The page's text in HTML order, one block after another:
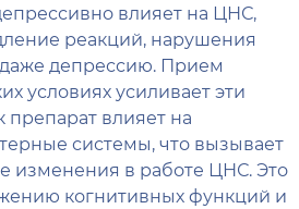
влияет на ЦНС,
реакций, нарушения
депрессию. Прием
условиях усиливает эти
препарат влияет на
системы, что вызывает
изменения в работе ЦНС. Это
когнитивных функций и